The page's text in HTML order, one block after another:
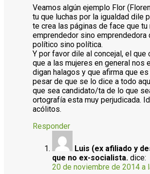
Veamos algún ejemplo Flor
tu que luchas por la igualdad dile
te crea las páginas de face que tu
emprendedor sino emprendedora
político sino política.
Y por favor dile al concejal, el que
que a las mujeres en general nos
digan halagos y que afirma que
pesar de que se lo dice a todo
que sea candidato/ta de lo que
ortografía esta muy perjudicada.
acólitos.
Responder
Luis (ex afiliado y
que no ex-socialista. dice:
20 de noviembre de 2014 a